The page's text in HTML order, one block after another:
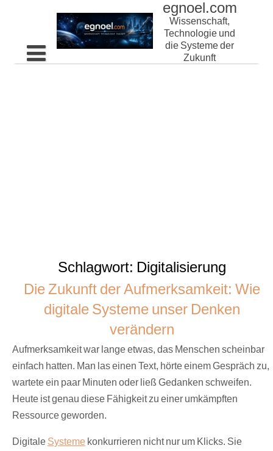
egnoel.com
Wissenschaft,
Technologie und
die Systeme der
Zukunft
Schlagwort: Digitalisierung
Die Zukunft der Aufmerksamkeit: Wie
digitale Systeme unser Denken
verändern
Aufmerksamkeit war lange etwas, das Menschen scheinbar
einfach hatten. Man las einen Text, hörte einem Gespräch zu,
wartete ein paar Minuten oder ließ Gedanken schweifen.
Heute ist genau diese Fähigkeit zu einer umkämpften
Ressource geworden.
Digitale Systemekonkurrieren nicht nur um Klicks. Sie